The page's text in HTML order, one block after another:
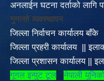
अनलाईन घटना दर्ताको लागि
गुनासो व्यवस्थापन
जिल्ला निर्वाचन कार्यालय बाँके
जिल्ला प्रहरी कार्यालय
||
जिल्ला प्रशासन कार्यालय||
गूगल इन्पुट टूल
नेपाली